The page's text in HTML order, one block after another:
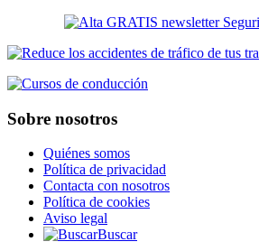
Sobre nosotros
Quiénes somos
Política de privacidad
Contacta con nosotros
Política de cookies
Aviso legal
Buscar